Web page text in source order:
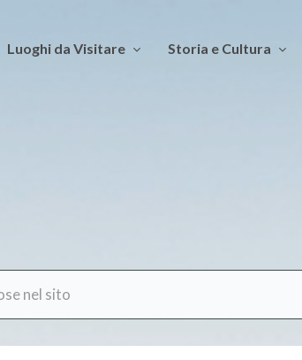
Luoghi da Visitare Storia e Cultura